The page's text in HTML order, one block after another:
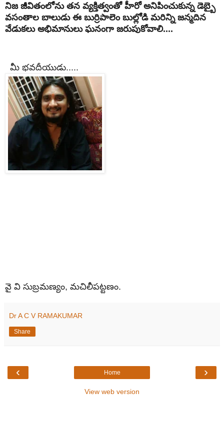
నిజ జీవితంలోను తన వ్యక్తిత్వంతో హీరో అనిపించుకున్న డెబ్బై
వసంతాల బాలుడు ఈ బుర్రిపాలెం బుల్లోడి మరిన్ని జన్మదిన
వేడుకలు అభిమానులు ఘనంగా జరుపుకోవాలి....
మీ భవదీయుడు.....
వై వి సుబ్రమణ్యం, మచిలీపట్టణం.
Dr A C V RAMAKUMAR
Share
‹ ›
Home
View web version